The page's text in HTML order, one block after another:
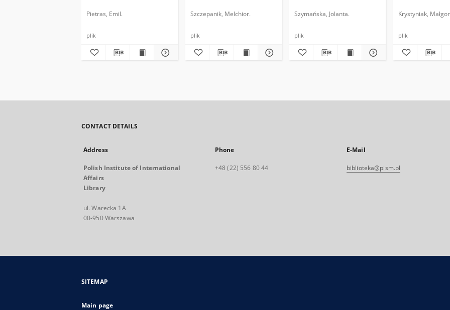
Pietras, Emil.
plik
Szczepanik, Melchior.
plik
Szymańska, Jolanta.
plik
Krystyniak,
plik
CONTACT DETAILS
Address
Polish Institute of International
Affairs
Library
ul. Warecka 1A
00-950 Warszawa
Phone
+48 (22) 556 80 44
E-Mail
biblioteka@pism.pl
SITEMAP
Main page